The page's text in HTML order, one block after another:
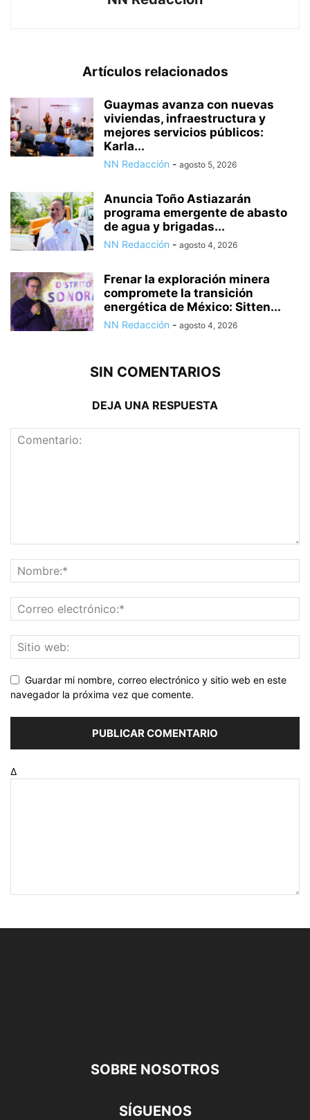
Artículos relacionados
Guaymas avanza con nuevas
viviendas, infraestructura y
mejores servicios públicos:
Karla...
NN Redacción - agosto 5, 2026
Anuncia Toño Astiazarán
programa emergente de abasto
de agua y brigadas...
NN Redacción - agosto 4, 2026
Frenar la exploración minera
compromete la transición
energética de México: Sitten...
NN Redacción - agosto 4, 2026
SIN COMENTARIOS
DEJA UNA RESPUESTA
Guardar mi nombre, correo electrónico y sitio web en este
navegador la próxima vez que comente.
Δ
SOBRE NOSOTROS
SÍGUENOS